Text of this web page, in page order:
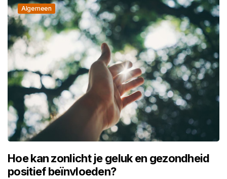
Algemeen
Hoe kan zonlicht je geluk en gezondheid
positief beïnvloeden?